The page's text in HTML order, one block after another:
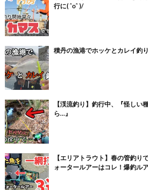
行に( ˆoˆ )/
積丹の漁港でホッケとカレイ釣り
【渓流釣り】釣行中、『怪しい
ら…』
【エリアトラウト】春の管釣り
ォータールアーはコレ！爆釣ル